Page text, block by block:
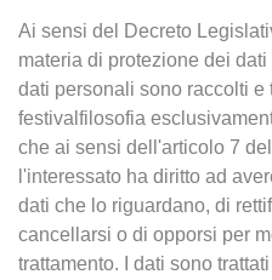
Ai sensi del Decreto
materia di protezione dei
dati personali sono raccolti e
festivalfilosofia
che ai sensi dell'articolo 7
l'interessato ha diritto ad
dati che lo riguardano, di
cancellarsi o di opporsi per
trattamento. I dati sono